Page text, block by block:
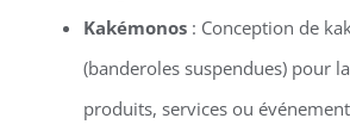
Kakémonos: Conception de
(banderoles suspendues) pour
produits, services ou